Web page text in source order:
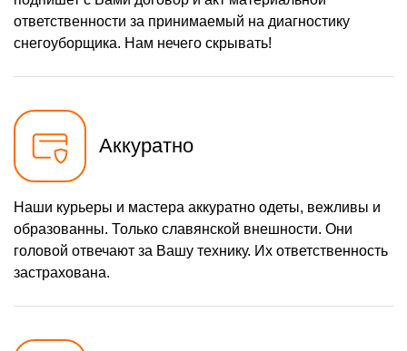
Замена корпуса шнека
1650 р
Смазка осей привода
1400 р
Замена подшипника
колеса
Замена маховика
Замена кронштейна
трансмиссии
Заказать
Ремонт втулок колес
2500 р
Ремонт фрикционного
ответственности за принимаемый на диагностику
снегоуборщика. Нам нечего скрывать!
Аккуратно
Наши курьеры и мастера аккуратно одеты, вежливы и
образованны. Только славянской внешности. Они
головой отвечают за Вашу технику. Их ответственность
застрахована.